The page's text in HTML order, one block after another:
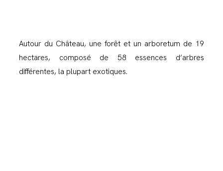
Autour du Château, une forêt et un arboretum de 19
hectares, composé de 58 essences d’arbres
différentes, la plupart exotiques.